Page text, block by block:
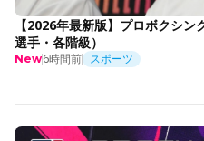
【2026年最新版】プロボクシ
選手・各階級）
New6時間前 スポーツ